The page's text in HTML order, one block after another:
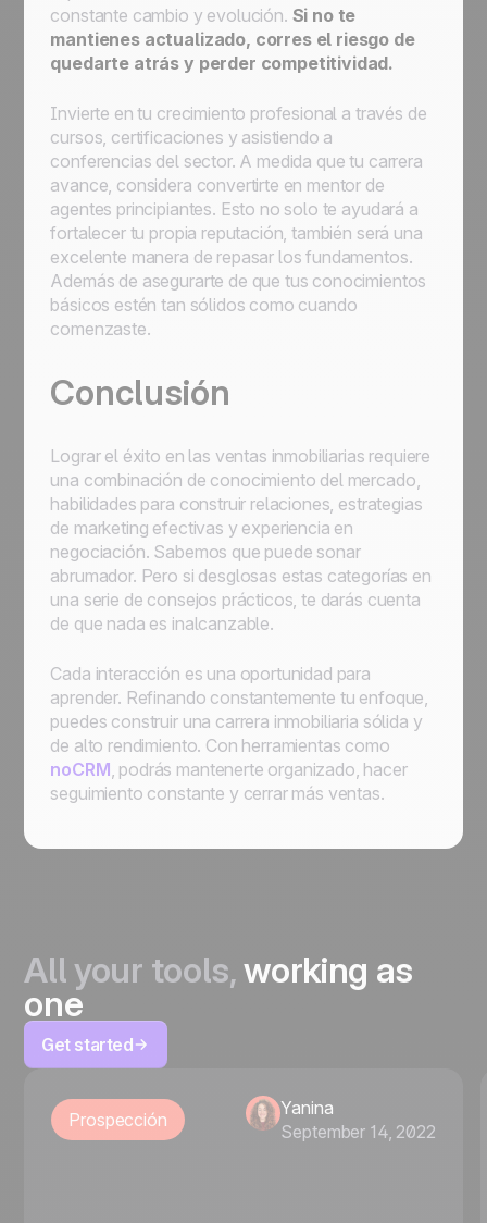
constante cambio y evolución. Si no te
mantienes actualizado, corres el riesgo de
quedarte atrás y perder competitividad.
Invierte en tu crecimiento profesional a través de
cursos, certificaciones y asistiendo a
conferencias del sector. A medida que tu carrera
avance, considera convertirte en mentor de
agentes principiantes. Esto no solo te ayudará a
fortalecer tu propia reputación, también será una
excelente manera de repasar los fundamentos.
Además de asegurarte de que tus conocimientos
básicos estén tan sólidos como cuando
comenzaste.
Conclusión
Lograr el éxito en las ventas inmobiliarias requiere
una combinación de conocimiento del mercado,
habilidades para construir relaciones, estrategias
de marketing efectivas y experiencia en
negociación. Sabemos que puede sonar
abrumador. Pero si desglosas estas categorías en
una serie de consejos prácticos, te darás cuenta
de que nada es inalcanzable.
Cada interacción es una oportunidad para
aprender. Refinando constantemente tu enfoque,
puedes construir una carrera inmobiliaria sólida y
de alto rendimiento. Con herramientas como
noCRM, podrás mantenerte organizado, hacer
seguimiento constante y cerrar más ventas.
All your tools,working as
one
Get started
Prospección
Yanina
September 14, 2022